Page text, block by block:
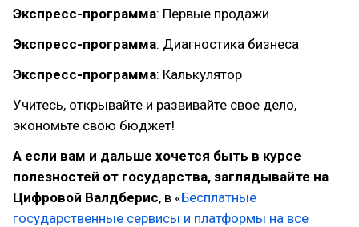
Экспресс-программа: Первые продажи
Экспресс-программа: Диагностика бизнеса
Экспресс-программа: Калькулятор
Учитесь, открывайте и развивайте свое дело,
экономьте свою бюджет!
А если вам и дальше хочется быть в курсе
полезностей от государства, заглядывайте на
Цифровой Валдберис, в «Бесплатные
государственные сервисы и платформы на все